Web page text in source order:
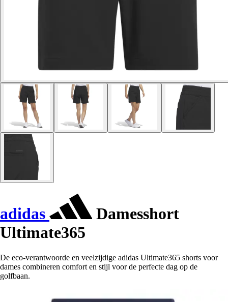
adidas
Damesshort
Ultimate365
De eco-verantwoorde en veelzijdige adidas Ultimate365 shorts voor
dames combineren comfort en stijl voor de perfecte dag op de
golfbaan.